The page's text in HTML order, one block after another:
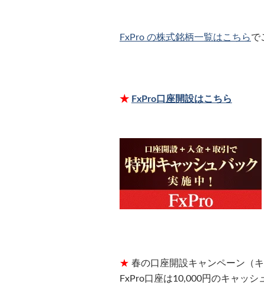
FxPro の株式銘柄一覧はこちらで
★ FxPro口座開設はこちら
★ 春の口座開設キャンペーン（
FxPro口座は10,000円のキャッ